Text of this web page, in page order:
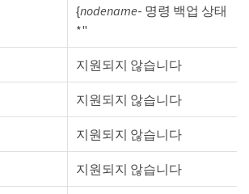
{nodename- 명령 백업 상태
*"
지원되지 않습니다
지원되지 않습니다
지원되지 않습니다
지원되지 않습니다